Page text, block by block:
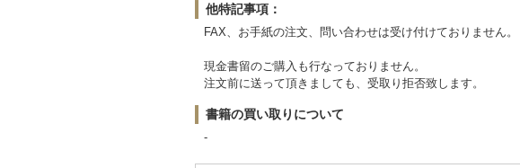
他特記事項：
FAX、お手紙の注文、問い合わせは受け付けておりません。
現金書留のご購入も行なっておりません。
注文前に送って頂きましても、受取り拒否致します。
書籍の買い取りについて
-